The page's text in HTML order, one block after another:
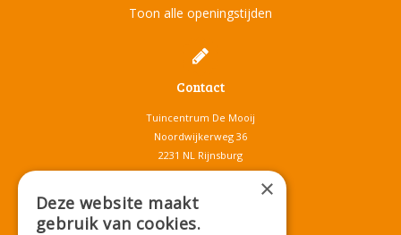
Toon alle openingstijden
Contact
Tuincentrum De Mooij
Noordwijkerweg 36
2231 NL Rijnsburg
T.071-4080959
info@tuincentrumdemooij.nl
×
Deze website maakt
gebruik van cookies.